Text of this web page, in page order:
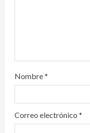
Nombre*
Correo electrónico *